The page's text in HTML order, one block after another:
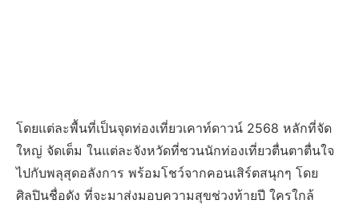
โดยแต่ละพื้นที่เป็นจุดท่องเที่ยวเคาท์ดาวน์ 2568 หลักที่จัด
ใหญ่ จัดเต็ม ในแต่ละจังหวัดที่ชวนนักท่องเที่ยวตื่นตาตื่นใจ
ไปกับพลุสุดอลังการ พร้อมโชว์จากคอนเสิร์ตสนุกๆ โดย
ศิลปินชื่อดัง ที่จะมาส่งมอบความสุขช่วงท้ายปี ใครใกล้